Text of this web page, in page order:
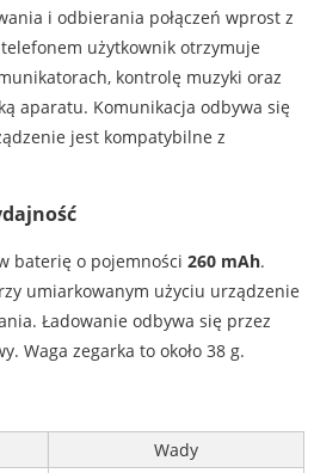
i odbierania połączeń wprost z
użytkownik otrzymuje
kontrolę muzyki oraz
aparatu. Komunikacja odbywa się
jest kompatybilne z
baterię o pojemności 260 mAh.
umiarkowanym użyciu urządzenie
Ładowanie odbywa się przez
Waga zegarka to około 38 g.
Wady